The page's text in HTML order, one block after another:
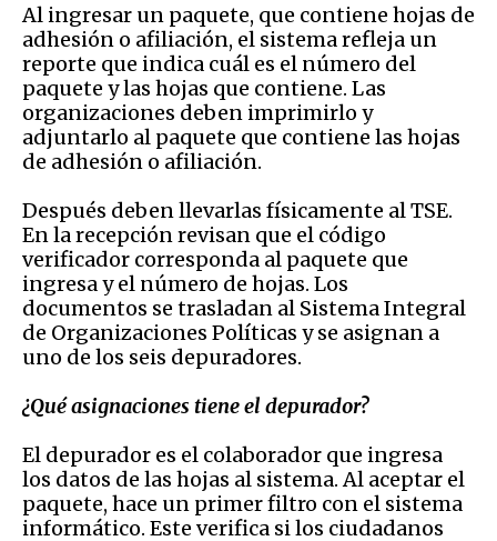
Al ingresar un paquete, que contiene hojas de
adhesión o afiliación, el sistema refleja un
reporte que indica cuál es el número del
paquete y las hojas que contiene. Las
organizaciones deben imprimirlo y
adjuntarlo al paquete que contiene las hojas
de adhesión o afiliación.
Después deben llevarlas físicamente al TSE.
En la recepción revisan que el código
verificador corresponda al paquete que
ingresa y el número de hojas. Los
documentos se trasladan al Sistema Integral
de Organizaciones Políticas y se asignan a
uno de los seis depuradores.
¿Qué asignaciones tiene el depurador?
El depurador es el colaborador que ingresa
los datos de las hojas al sistema. Al aceptar el
paquete, hace un primer filtro con el sistema
informático. Este verifica si los ciudadanos